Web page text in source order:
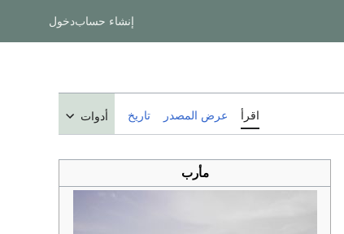
إنشاء حسابدخول
اقرأ عرض المصدر تاريخ أدوات
مأرب